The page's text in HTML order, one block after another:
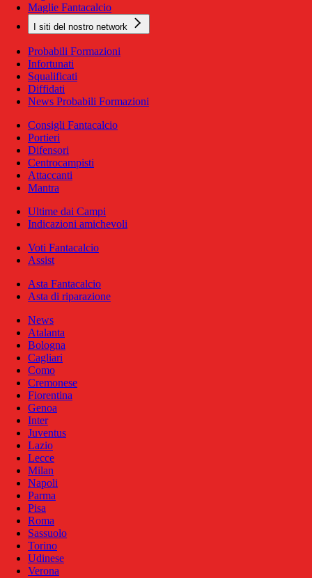
Maglie Fantacalcio
I siti del nostro network
Probabili Formazioni
Infortunati
Squalificati
Diffidati
News Probabili Formazioni
Consigli Fantacalcio
Portieri
Difensori
Centrocampisti
Attaccanti
Mantra
Ultime dai Campi
Indicazioni amichevoli
Voti Fantacalcio
Assist
Asta Fantacalcio
Asta di riparazione
News
Atalanta
Bologna
Cagliari
Como
Cremonese
Fiorentina
Genoa
Inter
Juventus
Lazio
Lecce
Milan
Napoli
Parma
Pisa
Roma
Sassuolo
Torino
Udinese
Verona